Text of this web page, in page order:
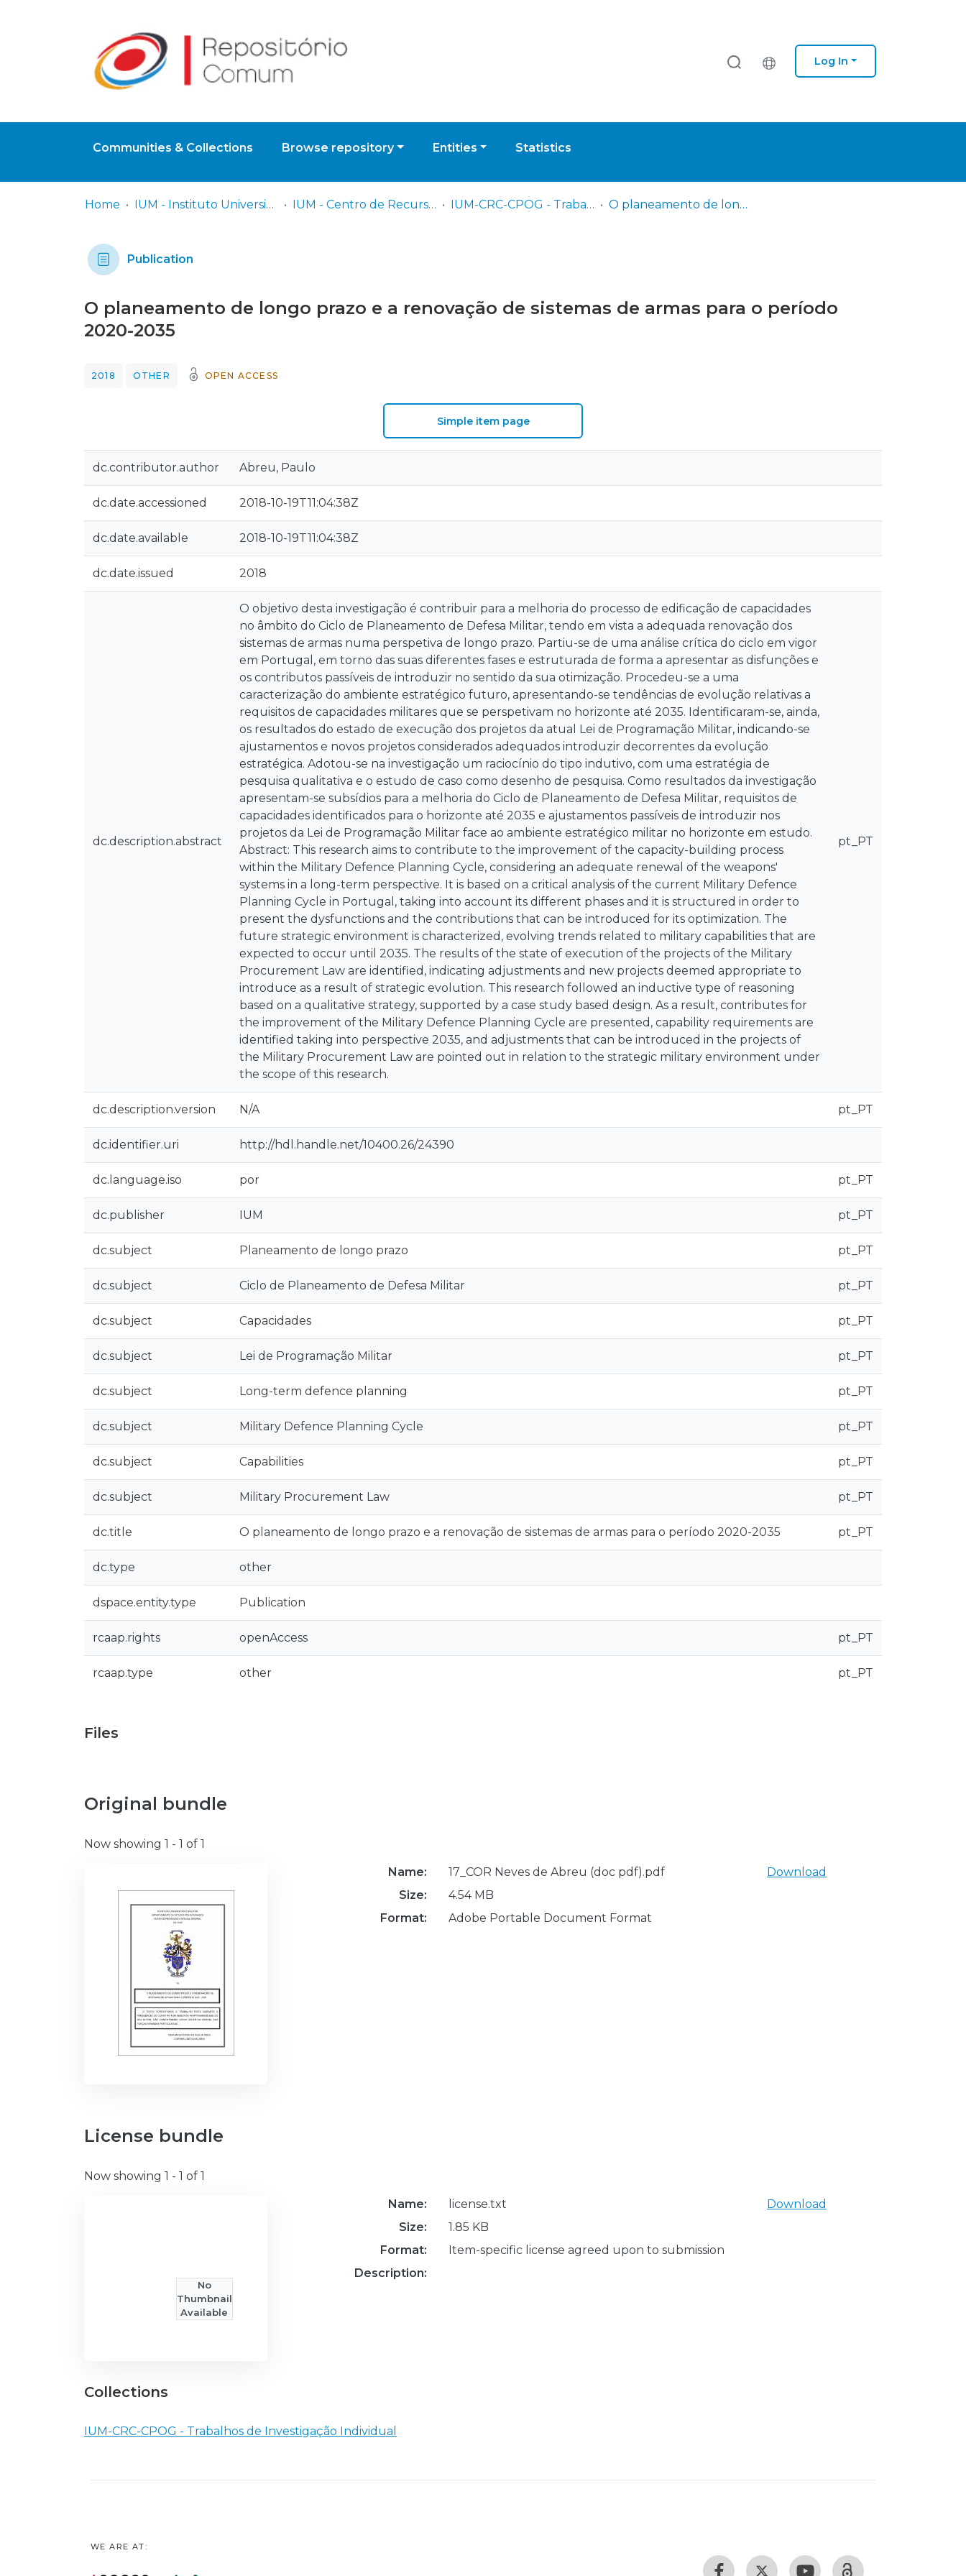
Log In
Communities & Collections Browse repository Entities Statistics
Home IUM - Instituto Universitário Militar IUM - Centro de Recursos de Conhecimento IUM-CRC-CPOG - Trabalhos de Investigação Individual O planeamento de longo prazo e a renovação de sistemas de armas para o período 2020-2035
Publication
O planeamento de longo prazo e a renovação de sistemas de armas para o período
2020-2035
2018 OTHER OPEN ACCESS
Simple item page
dc.contributor.author Abreu, Paulo
dc.date.accessioned 2018-10-19T11:04:38Z
dc.date.available 2018-10-19T11:04:38Z
dc.date.issued 2018
dc.description.abstract
O objetivo desta investigação é contribuir para a melhoria do processo de edificação de capacidades
no âmbito do Ciclo de Planeamento de Defesa Militar, tendo em vista a adequada renovação dos
sistemas de armas numa perspetiva de longo prazo. Partiu-se de uma análise crítica do ciclo em vigor
em Portugal, em torno das suas diferentes fases e estruturada de forma a apresentar as disfunções e
os contributos passíveis de introduzir no sentido da sua otimização. Procedeu-se a uma
caracterização do ambiente estratégico futuro, apresentando-se tendências de evolução relativas a
requisitos de capacidades militares que se perspetivam no horizonte até 2035. Identificaram-se, ainda,
os resultados do estado de execução dos projetos da atual Lei de Programação Militar, indicando-se
ajustamentos e novos projetos considerados adequados introduzir decorrentes da evolução
estratégica. Adotou-se na investigação um raciocínio do tipo indutivo, com uma estratégia de
pesquisa qualitativa e o estudo de caso como desenho de pesquisa. Como resultados da investigação
apresentam-se subsídios para a melhoria do Ciclo de Planeamento de Defesa Militar, requisitos de
capacidades identificados para o horizonte até 2035 e ajustamentos passíveis de introduzir nos
projetos da Lei de Programação Militar face ao ambiente estratégico militar no horizonte em estudo.
Abstract: This research aims to contribute to the improvement of the capacity-building process
within the Military Defence Planning Cycle, considering an adequate renewal of the weapons'
systems in a long-term perspective. It is based on a critical analysis of the current Military Defence
Planning Cycle in Portugal, taking into account its different phases and it is structured in order to
present the dysfunctions and the contributions that can be introduced for its optimization. The
future strategic environment is characterized, evolving trends related to military capabilities that are
expected to occur until 2035. The results of the state of execution of the projects of the Military
Procurement Law are identified, indicating adjustments and new projects deemed appropriate to
introduce as a result of strategic evolution. This research followed an inductive type of reasoning
based on a qualitative strategy, supported by a case study based design. As a result, contributes for
the improvement of the Military Defence Planning Cycle are presented, capability requirements are
identified taking into perspective 2035, and adjustments that can be introduced in the projects of
the Military Procurement Law are pointed out in relation to the strategic military environment under
the scope of this research.
pt_PT
dc.description.version N/A pt_PT
dc.identifier.uri http://hdl.handle.net/10400.26/24390
dc.language.iso por pt_PT
dc.publisher IUM pt_PT
dc.subject Planeamento de longo prazo pt_PT
dc.subject Ciclo de Planeamento de Defesa Militar pt_PT
dc.subject Capacidades pt_PT
dc.subject Lei de Programação Militar pt_PT
dc.subject Long-term defence planning pt_PT
dc.subject Military Defence Planning Cycle pt_PT
dc.subject Capabilities pt_PT
dc.subject Military Procurement Law pt_PT
dc.title O planeamento de longo prazo e a renovação de sistemas de armas para o período 2020-2035 pt_PT
dc.type other
dspace.entity.type Publication
rcaap.rights openAccess pt_PT
rcaap.type other pt_PT
Files
Original bundle
Now showing 1 - 1 of 1
Name:
17_COR Neves de Abreu (doc pdf).pdf
Size:
4.54 MB
Format:
Adobe Portable Document Format
Download
License bundle
Now showing 1 - 1 of 1
No
Thumbnail
Available
Name:
license.txt
Size:
1.85 KB
Format:
Item-specific license agreed upon to submission
Description:
Download
Collections
IUM-CRC-CPOG - Trabalhos de Investigação Individual
WE ARE AT: